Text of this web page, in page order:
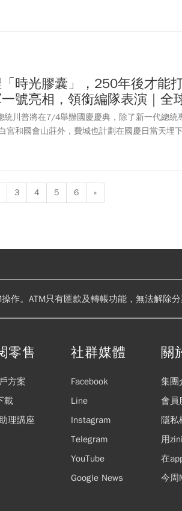
1逆轉日本挺進16強，日本也無緣改寫隊史世
」世足32強另一場德國與巴拉圭之戰，2隊踢完
場PK大戰(互射12碼)；最終巴拉圭在PK大戰中
強。回顧過去，德國隊史在世界盃PK大戰過
世界盃PK大戰擊敗德國的球隊。
時光膠囊」，250年後才能
號亮相，領銜編隊表演｜全
統川普將在7/4舉辦國慶慶典，除了新一代總統
宮和國會山莊外，費城也計劃在國慶日當天埋
，也就是2276年7月4日、美國獨立500周年紀念
3 4 5 6 »
作。ATM只有匯款及轉帳功能，無法解除
零售
方案
載
理講座
社群媒體
Facebook
Line
Instagram
Telegram
YouTube
Google News
關
集團
會員
隱私
用
在
今周